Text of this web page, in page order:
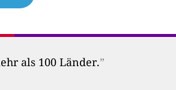
als 100 Länder.”